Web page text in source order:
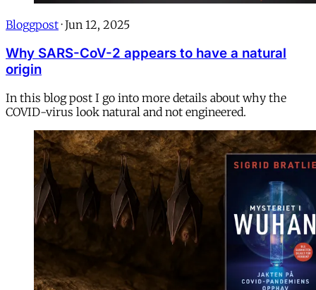
Bloggpost · Jun 12, 2025
Why SARS-CoV-2 appears to have a natural
origin
In this blog post I go into more details about why the
COVID-virus look natural and not engineered.